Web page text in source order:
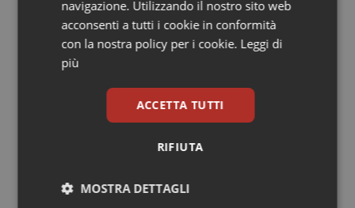
Piemonte
Provincia Autonoma di Bolzano
Provincia Autonoma di Trento
HIV
Infezioni & Febbre
Ipertensione & Scompenso
AI e telemedicina nello studio
odontoiatrico: applicazioni concrete e
uso protetto
navigazione. Utilizzando il nostro sito web
acconsenti a tutti i cookie in conformità
con la nostra policy per i cookie. Leggi di
più
ACCETTA TUTTI
RIFIUTA
MOSTRA DETTAGLI